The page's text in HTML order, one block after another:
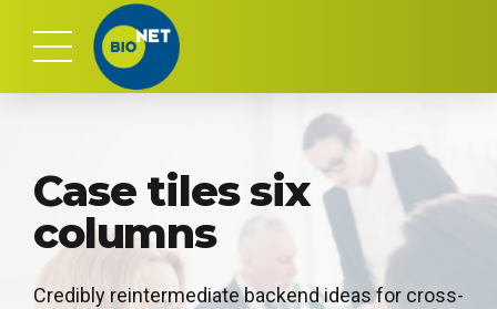
Case tiles six
columns
Credibly reintermediate backend ideas for cross-